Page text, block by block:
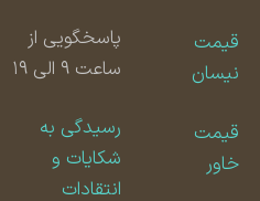
قیمت
نیسان
قیمت
پاسخگویی از
ساعت ۹ الی ۱۹
رسیدگی به
شکایات و
انتقادات